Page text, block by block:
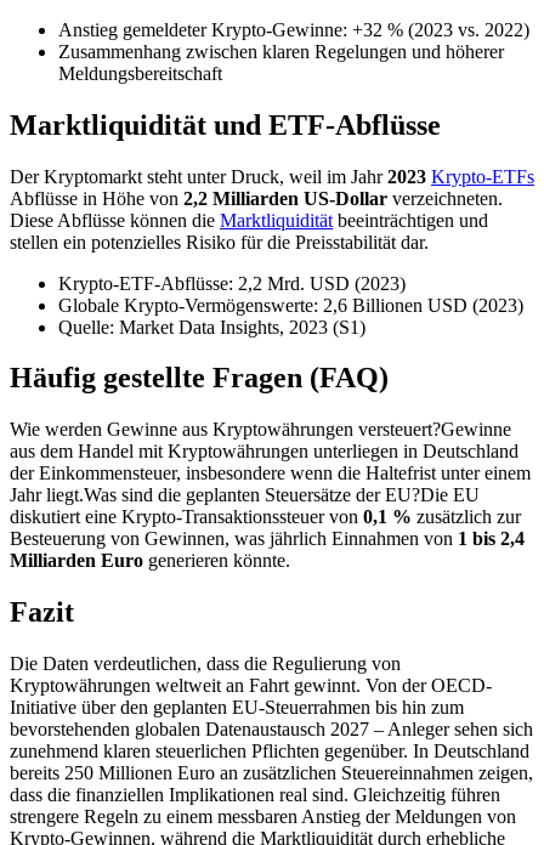
Anstieg gemeldeter Krypto-Gewinne: +32 % (2023 vs. 2022)
Zusammenhang zwischen klaren Regelungen und höherer
Meldungsbereitschaft
Marktliquidität und ETF-Abflüsse
Der Kryptomarkt steht unter Druck, weil im Jahr2023 Krypto-ETFs
Abflüsse in Höhe von 2,2 Milliarden US-Dollar verzeichneten.
Diese Abflüsse können die Marktliquidität beeinträchtigen und
stellen ein potenzielles Risiko für die Preisstabilität dar.
Krypto-ETF-Abflüsse: 2,2 Mrd. USD (2023)
Globale Krypto-Vermögenswerte: 2,6 Billionen USD (2023)
Quelle: Market Data Insights, 2023 (S1)
Häufig gestellte Fragen (FAQ)
Wie werden Gewinne aus Kryptowährungen versteuert?Gewinne
aus dem Handel mit Kryptowährungen unterliegen in Deutschland
der Einkommensteuer, insbesondere wenn die Haltefrist unter einem
Jahr liegt.Was sind die geplanten Steuersätze der EU?Die EU
diskutiert eine Krypto-Transaktionssteuer von 0,1 % zusätzlich zur
Besteuerung von Gewinnen, was jährlich Einnahmen von 1 bis 2,4
Milliarden Euro generieren könnte.
Fazit
Die Daten verdeutlichen, dass die Regulierung von
Kryptowährungen weltweit an Fahrt gewinnt. Von der OECD-
Initiative über den geplanten EU-Steuerrahmen bis hin zum
bevorstehenden globalen Datenaustausch 2027 – Anleger sehen sich
zunehmend klaren steuerlichen Pflichten gegenüber. In Deutschland
bereits 250 Millionen Euro an zusätzlichen Steuereinnahmen zeigen,
dass die finanziellen Implikationen real sind. Gleichzeitig führen
strengere Regeln zu einem messbaren Anstieg der Meldungen von
Krypto-Gewinnen, während die Marktliquidität durch erhebliche